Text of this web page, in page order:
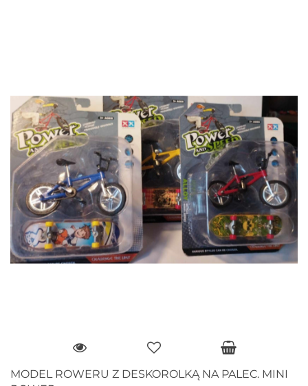
MODEL ROWERU Z DESKOROLKĄ NA PALEC. MINI